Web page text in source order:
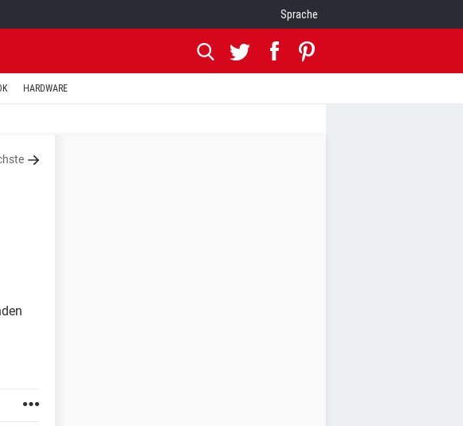
Sprache
HARDWARE